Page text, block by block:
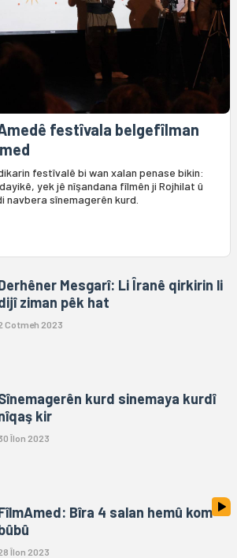
festîvala belgefîlman
festîvalê bi wan xalan penase bikin:
yek jê nîşandana fîlmên ji Rojhilat û
navbera sînemagerên kurd.
Mesgarî: Li Îranê qirkirin li
ziman pêk hat
Cotmeh 2023
kurd sinemaya kurdî
kir
Îlon 2023
Bîra 4 salan hemû kom
Îlon 2023